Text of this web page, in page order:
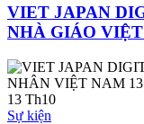
VIET JAPAN
NHÀ GIÁO VIỆT
13 Th10
Sự kiện